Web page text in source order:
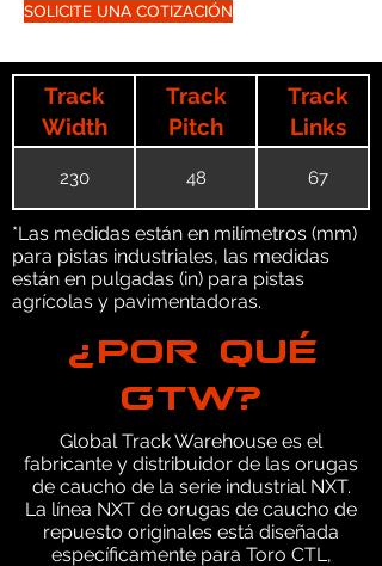
SOLICITE UNA COTIZACIÓN
Track
Width
Track
Pitch
Track
Links
230 48 67
*Las medidas están en milímetros (mm)
para pistas industriales, las medidas
están en pulgadas (in) para pistas
agrícolas y pavimentadoras.
¿POR QUÉ
GTW?
Global Track Warehouse es el
fabricante y distribuidor de las orugas
de caucho de la serie industrial NXT.
La línea NXT de orugas de caucho de
repuesto originales está diseñada
específicamente para Toro CTL,